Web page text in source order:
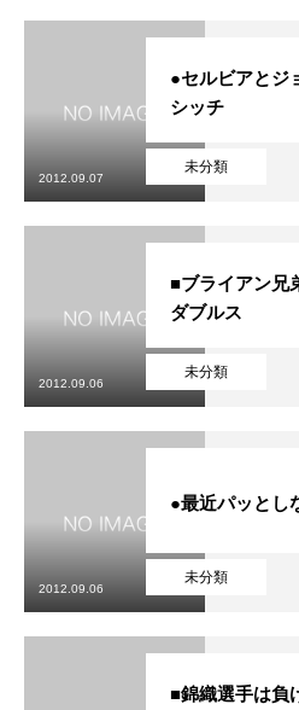
未分類
●セルビアとジ
シッチ
2012.09.07
未分類
■ブライアン兄
ダブルス
2012.09.06
未分類
●最近パッとし
2012.09.06
■錦織選手は負